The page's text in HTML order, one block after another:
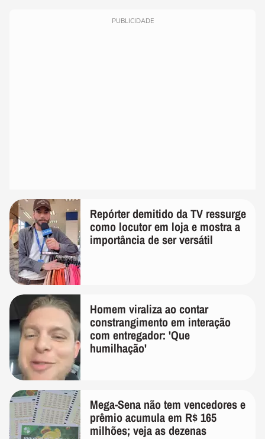
PUBLICIDADE
Repórter demitido da TV ressurge
como locutor em loja e mostra a
importância de ser versátil
Homem viraliza ao contar
constrangimento em interação
com entregador: 'Que
humilhação'
Mega-Sena não tem vencedores e
prêmio acumula em R$ 165
milhões; veja as dezenas